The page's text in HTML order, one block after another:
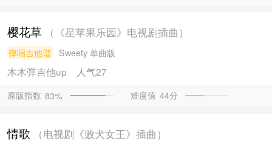
樱花草 （《星苹果乐园》电视剧插曲）
弹唱吉他谱 Sweety 单曲版
木木弹吉他up 人气27
原版指数 83% 难度值 44分
情歌 （电视剧《败犬女王》插曲）